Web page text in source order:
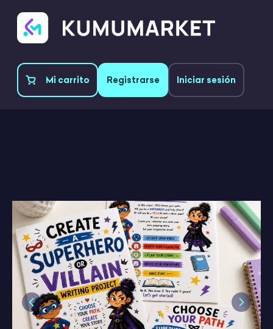
Mi carrito Registrarse Iniciar sesión
Previous Next